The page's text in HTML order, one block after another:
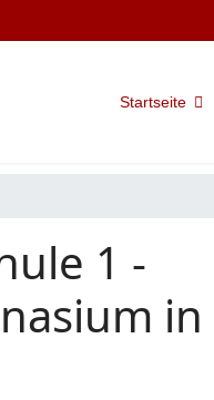
Startseite
1 -